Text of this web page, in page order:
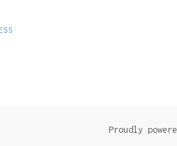
Proudly